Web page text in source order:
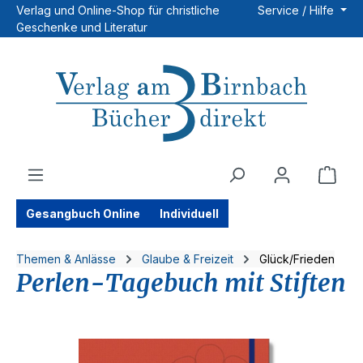
Zum Hauptinhalt springen
Verlag und Online-Shop für christliche
Geschenke und Literatur
Service / Hilfe
Gesangbuch Online Individuell
Themen & Anlässe Glaube & Freizeit Glück/Frieden
Perlen-Tagebuch mit Stiften